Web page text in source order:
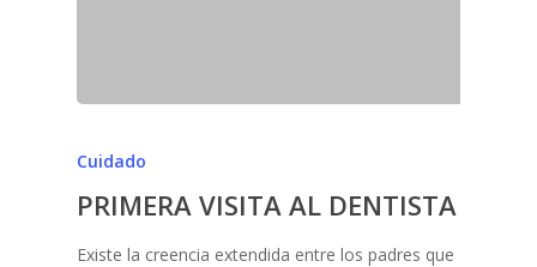
Cuidado
PRIMERA VISITA AL DENTISTA
Existe la creencia extendida entre los padres que